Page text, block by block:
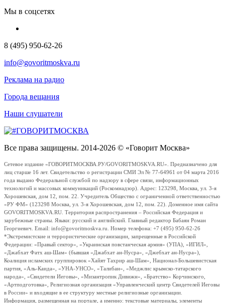
Мы в соцсетях
8 (495) 950-62-26
info@govoritmoskva.ru
Реклама на радио
Города вещания
Наши слушатели
Все права защищены. 2014-2026 © «Говорит Москва»
Сетевое издание «ГОВОРИТМОСКВА.РУ/GOVORITMOSKVA.RU». Предназначено для
лиц старше 16 лет. Свидетельство о регистрации СМИ Эл № 77-64961 от 04 марта 2016
года выдано Федеральной службой по надзору в сфере связи, информационных
технологий и массовых коммуникаций (Роскомнадзор). Адрес: 123298, Москва, ул. 3-я
Хорошевская, дом 12, пом. 22. Учредитель Общество с ограниченной ответственностью
«РУ ФМ» (123298 Москва, ул. 3-я Хорошевская, дом 12, пом. 22). Доменное имя сайта
GOVORITMOSKVA.RU. Территория распространения – Российская Федерация и
зарубежные страны. Языки: русский и английский. Главный редактор Бабаян Роман
Георгиевич. Email: info@govoritmoskva.ru. Номер телефона: +7 (495) 950-62-26
*Экстремистские и террористические организации, запрещенные в Российской
Федерации: «Правый сектор», «Украинская повстанческая армия» (УПА), «ИГИЛ»,
«Джабхат Фатх аш-Шам» (бывшая «Джабхат ан-Нусра», «Джебхат ан-Нусра»),
Коалиция исламских группировок «Хайят Тахрир аш-Шам», Национал-Большевистская
партия, «Аль-Каида», «УНА-УНСО», «Талибан», «Меджлис крымско-татарского
народа», «Свидетели Иеговы», «Мизантропик Дивижн», «Братство» Корчинского,
«Артподготовка», Религиозная организация «Управленческий центр Свидетелей Иеговы
в России» и входящие в ее структуру местные религиозные организации.
Информация, размещенная на портале, а именно: текстовые материалы, элементы